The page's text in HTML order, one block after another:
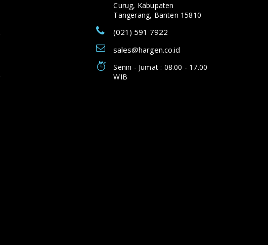
Curug, Kabupaten
Tangerang, Banten 15810
(021) 591 7922
sales@hargen.co.id
Senin - Jumat : 08.00 - 17.00
WIB